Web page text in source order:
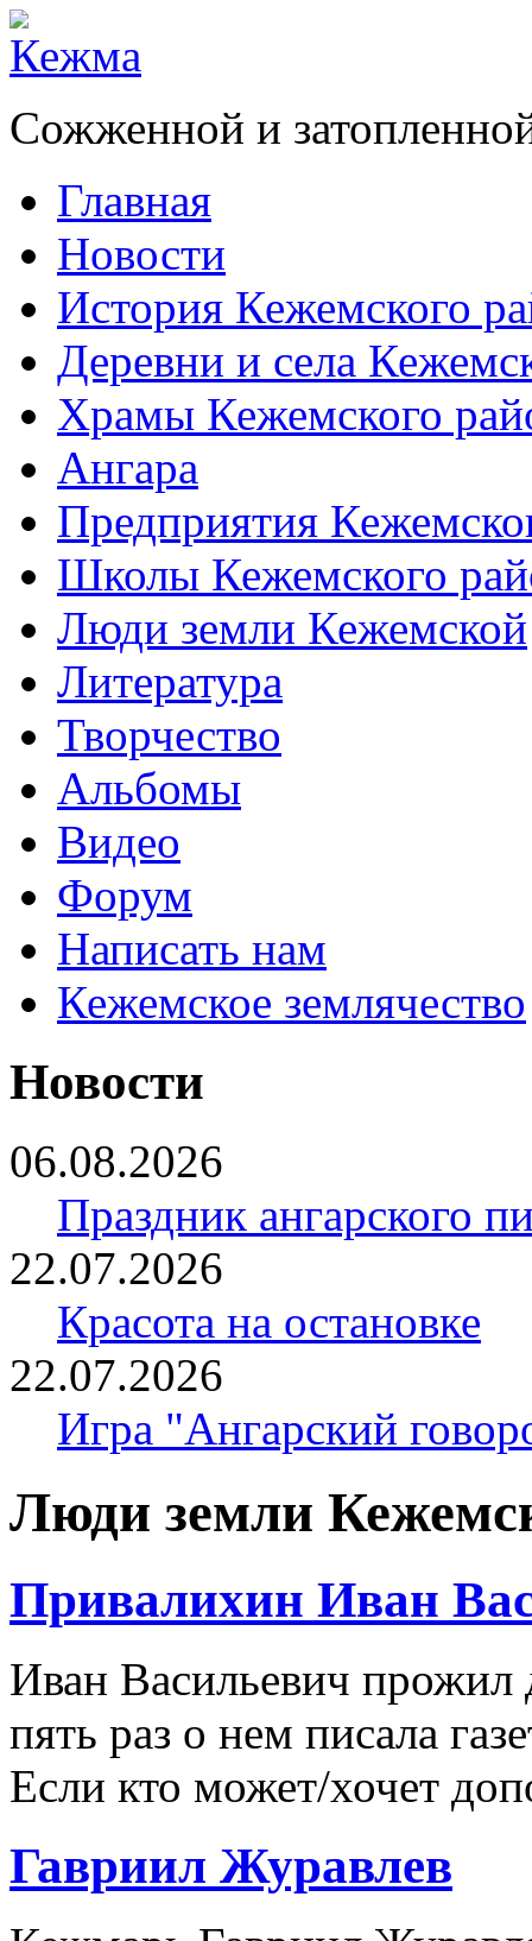
Сожженной и
Главная
Новости
История Кежемского
Деревни и села
Храмы Кежемского
Ангара
Предприятия
Школы Кежемского
Люди земли Кежемской
Литература
Творчество
Альбомы
Видео
Форум
Написать нам
Кежемское землячество
Новости
06.08.2026
Праздник ангарского
22.07.2026
Красота на остановке
22.07.2026
Игра "Ангарский
Люди земли
Привалихин Иван
Иван Васильевич
пять раз о нем писала
Если кто может/хочет
Гавриил Журавлев